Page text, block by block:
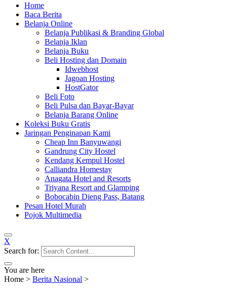
Home
Baca Berita
Belanja Online
Belanja Publikasi & Branding Global
Belanja Iklan
Belanja Buku
Beli Hosting dan Domain
Idwebhost
Jagoan Hosting
HostGator
Beli Foto
Beli Pulsa dan Bayar-Bayar
Belanja Barang Online
Koleksi Buku Gratis
Jaringan Penginapan Kami
Cheap Inn Banyuwangi
Gandrung City Hostel
Kendang Kempul Hostel
Calliandra Homestay
Anagata Hotel and Resorts
Triyana Resort and Glamping
Bobocabin Dieng Pass, Batang
Pesan Hotel Murah
Pojok Multimedia
X
Search for:
You are here
Home > Berita Nasional >